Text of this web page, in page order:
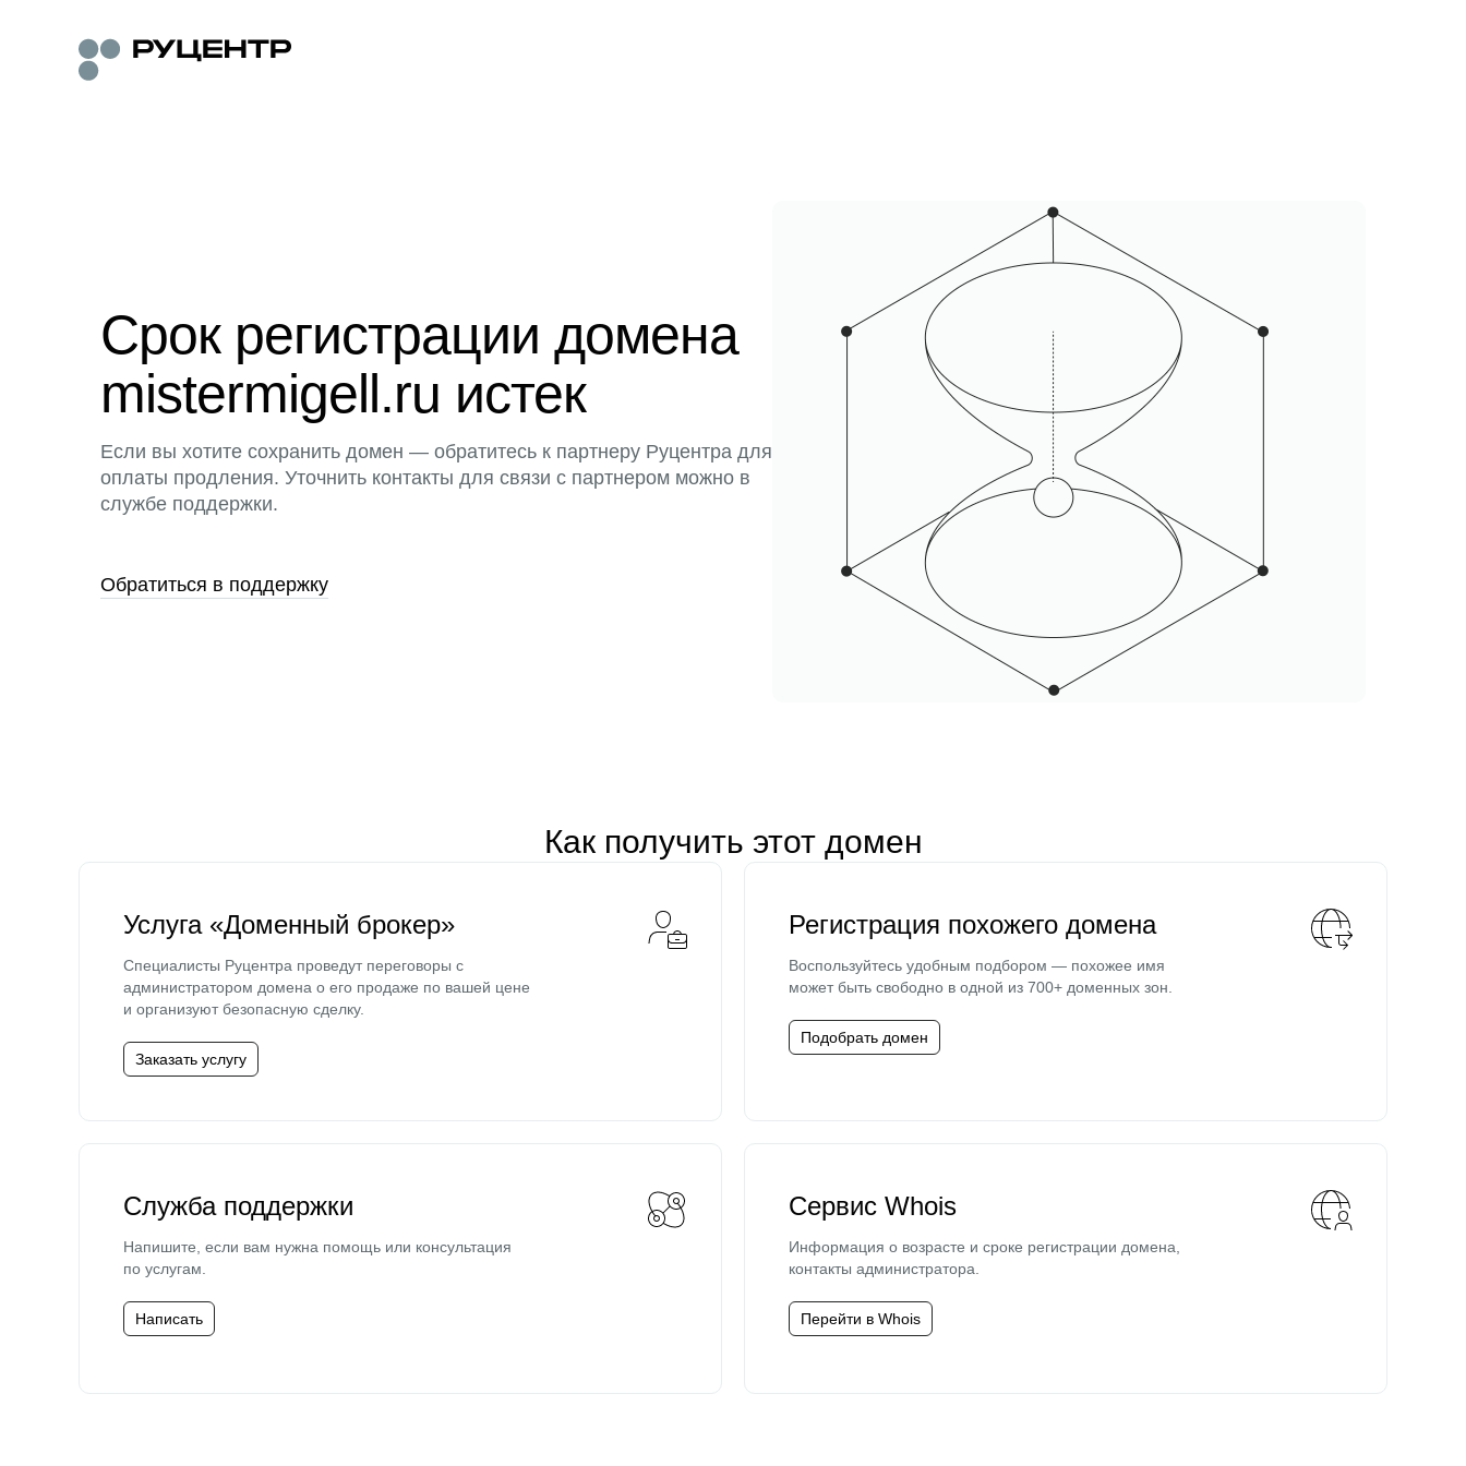
Срок регистрации домена
mistermigell.ru истек
Если вы хотите сохранить домен — обратитесь к партнеру Руцентра для
оплаты продления. Уточнить контакты для связи с партнером можно в
службе поддержки.
Обратиться в поддержку
Как получить этот домен
Услуга «Доменный брокер»
Специалисты Руцентра проведут переговоры с
администратором домена о его продаже по вашей цене
и организуют безопасную сделку.
Заказать услугу
Регистрация похожего домена
Воспользуйтесь удобным подбором — похожее имя
может быть свободно в одной из 700+ доменных зон.
Подобрать домен
Служба поддержки
Напишите, если вам нужна помощь или консультация
по услугам.
Написать
Сервис Whois
Информация о возрасте и сроке регистрации домена,
контакты администратора.
Перейти в Whois